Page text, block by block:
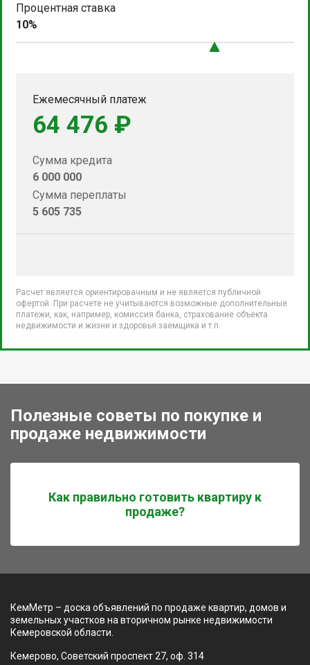
Процентная ставка
10%
Ежемесячный платеж
64 476 ₽
Сумма кредита
6 000 000
Сумма переплаты
5 605 735
Расчет является ориентировачным и не является публичной
офертой. При расчете не учитываются возможные дополнительные
платежи, как, например, комиссия банка, страхование объекта
недвижимости и жизни и здоровья заемщика и т.п.
Полезные советы по покупке и
продаже недвижимости
Как правильно готовить квартиру к
продаже?
КемМетр – доска объявлений по продаже квартир, домов и
земельных участков на вторичном рынке недвижимости
Кемеровской области.
Кемерово, Советский проспект 27, оф. 314